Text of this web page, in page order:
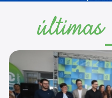
últimas